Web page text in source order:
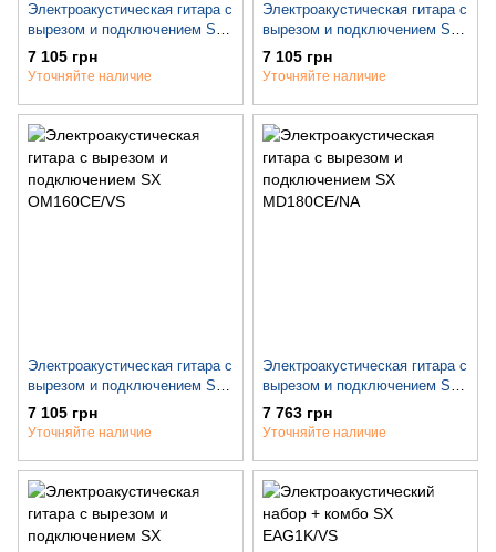
Электроакустическая гитара с
вырезом и подключением SX
MD160CE/VS
7 105 грн
Уточняйте наличие
Электроакустическая гитара с
вырезом и подключением SX
OM160CE/BK
7 105 грн
Уточняйте наличие
Электроакустическая гитара с
вырезом и подключением SX
OM160CE/VS
7 105 грн
Уточняйте наличие
Электроакустическая гитара с
вырезом и подключением SX
MD180CE/NA
7 763 грн
Уточняйте наличие